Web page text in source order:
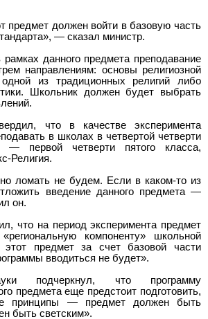
предмет должен войти в базовую часть
— сказал министр.
данного предмета преподавание
направлениям: основы религиозной
из традиционных религий либо
Школьник должен будет выбрать
что в качестве эксперимента
в школах в четвертой четверти
— первой четверти пятого класса,
Религия.
ломать не будем. Если в каком-то из
введение данного предмета —
он.
что на период эксперимента предмет
компоненту» школьной
этот предмет за счет базовой части
вводиться не будет».
подчеркнул, что программу
предмета еще предстоит подготовить,
принципы — предмет должен быть
быть светским».